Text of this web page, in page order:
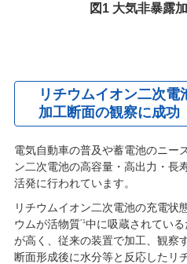
図1 大気非暴露
リチウムイオン二次電
加工断面の観察に成功
電気自動車の普及や蓄電池のニー
ン二次電池の高容量・高出力・長
活発に行われています。
リチウムイオン二次電池の充電状
ウムが活物質*1中に吸蔵されてい
が高く、従来の装置で加工、観察
断面形成後に水分等と反応したリ